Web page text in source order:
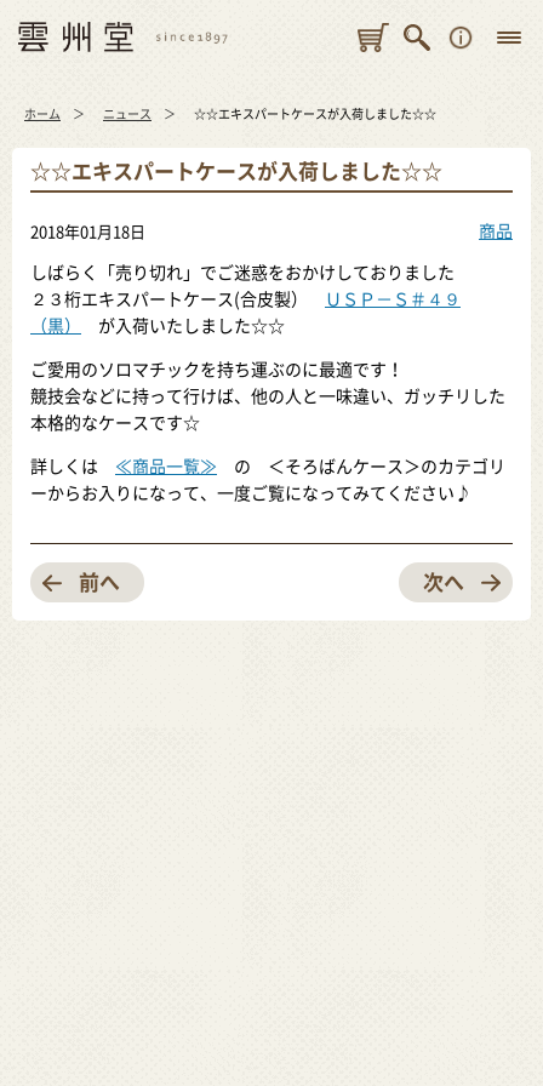
ホーム ニュース ☆☆エキスパートケースが入荷しました☆☆
☆☆エキスパートケースが入荷しました☆☆
2018年01月18日 商品
しばらく「売り切れ」でご迷惑をおかけしておりました
２３桁エキスパートケース(合皮製）
ＵＳＰ－Ｓ＃４９
（黒）
が入荷いたしました☆☆
ご愛用のソロマチックを持ち運ぶのに最適です！
競技会などに持って行けば、他の人と一味違い、ガッチリした
本格的なケースです☆
詳しくは ≪商品一覧≫ の ＜そろばんケース＞のカテゴリ
ーからお入りになって、一度ご覧になってみてください♪
前へ 次へ